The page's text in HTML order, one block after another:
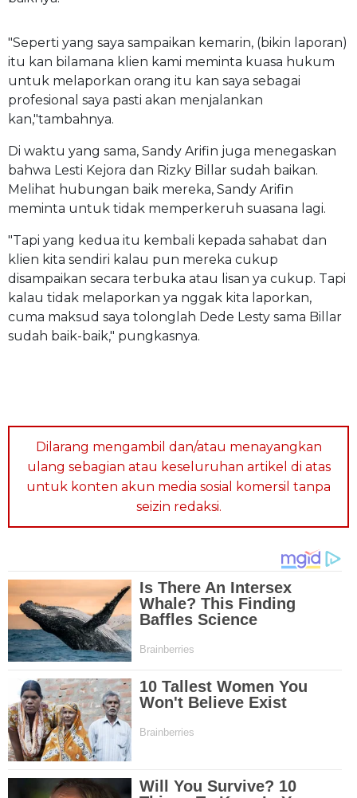
"Seperti yang saya sampaikan kemarin, (bikin laporan)
itu kan bilamana klien kami meminta kuasa hukum
untuk melaporkan orang itu kan saya sebagai
profesional saya pasti akan menjalankan
kan,"tambahnya.
Di waktu yang sama, Sandy Arifin juga menegaskan
bahwa Lesti Kejora dan Rizky Billar sudah baikan.
Melihat hubungan baik mereka, Sandy Arifin
meminta untuk tidak memperkeruh suasana lagi.
"Tapi yang kedua itu kembali kepada sahabat dan
klien kita sendiri kalau pun mereka cukup
disampaikan secara terbuka atau lisan ya cukup. Tapi
kalau tidak melaporkan ya nggak kita laporkan,
cuma maksud saya tolonglah Dede Lesty sama Billar
sudah baik-baik," pungkasnya.
Dilarang mengambil dan/atau menayangkan
ulang sebagian atau keseluruhan artikel di atas
untuk konten akun media sosial komersil tanpa
seizin redaksi.